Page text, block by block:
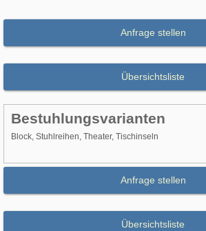
Anfrage stellen
Übersichtsliste
Bestuhlungsvarianten
Block, Stuhlreihen, Theater, Tischinseln
Anfrage stellen
Übersichtsliste